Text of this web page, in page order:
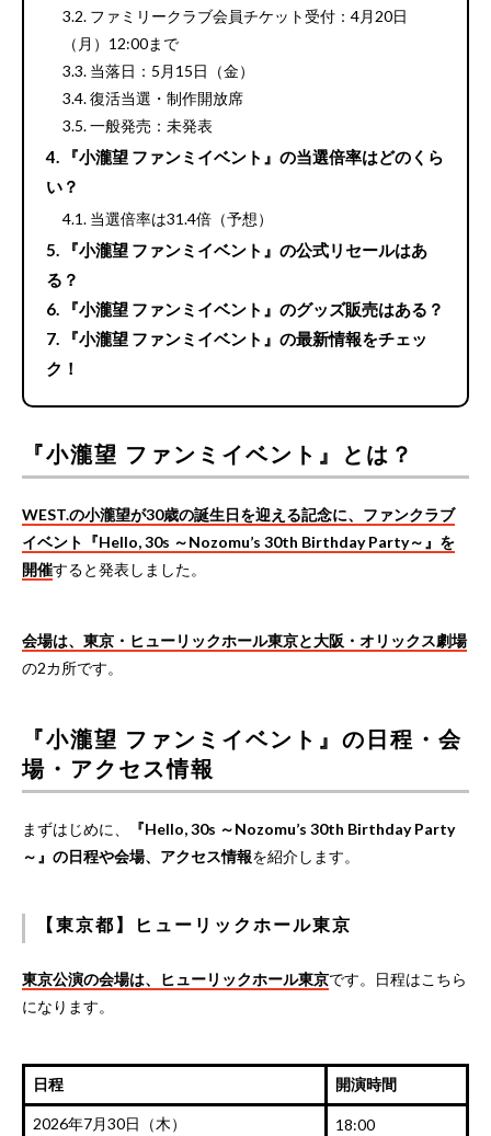
ファミリークラブ会員チケット受付：4月20日
（月）12:00まで
当落日：5月15日（金）
復活当選・制作開放席
一般発売：未発表
『小瀧望 ファンミイベント』の当選倍率はどのくら
い？
当選倍率は31.4倍（予想）
『小瀧望 ファンミイベント』の公式リセールはあ
る？
『小瀧望 ファンミイベント』のグッズ販売はある？
『小瀧望 ファンミイベント』の最新情報をチェッ
ク！
『小瀧望 ファンミイベント』とは？
WEST.の小瀧望が30歳の誕生日を迎える記念に、ファンクラブ
イベント『Hello, 30s ～Nozomu’s 30th Birthday Party～』を
開催すると発表しました。
会場は、東京・ヒューリックホール東京と大阪・オリックス劇場
の2カ所です。
『小瀧望 ファンミイベント』の日程・会
場・アクセス情報
まずはじめに、
『Hello, 30s ～Nozomu’s 30th Birthday Party
～』の日程や会場、アクセス情報を紹介します。
【東京都】ヒューリックホール東京
東京公演の会場は、ヒューリックホール東京です。日程はこちら
になります。
日程 開演時間
2026年7月30日（木） 18:00